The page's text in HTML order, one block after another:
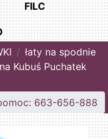
FILC
łaty na spodnie
Kubuś Puchatek
663-656-888